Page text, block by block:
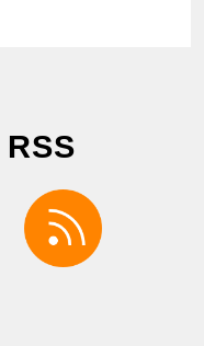
facebook